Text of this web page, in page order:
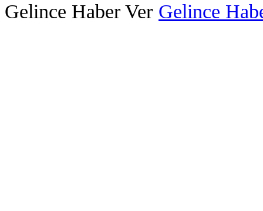
Gelince Haber Ver Gelince